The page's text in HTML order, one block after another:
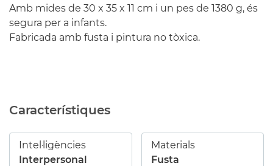
Amb mides de 30 x 35 x 11 cm i un pes de 1380 g, és
segura per a infants.
Fabricada amb fusta i pintura no tòxica.
Característiques
Intel·ligències
Interpersonal
Materials
Fusta